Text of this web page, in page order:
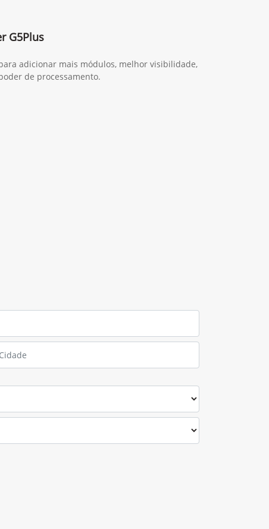
G5Plus
adicionar mais módulos, melhor visibilidade,
de processamento.